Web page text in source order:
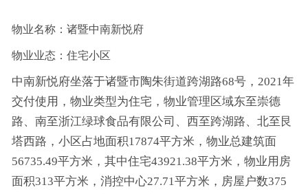
物业名称：诸暨中南新悦府
物业业态：住宅小区
中南新悦府坐落于诸暨市陶朱街道跨湖路68号，2021年
交付使用，物业类型为住宅，物业管理区域东至崇德
路、南至浙江绿球食品有限公司、西至跨湖路、北至艮
塔西路，小区占地面积17874平方米，物业总建筑面
56735.49平方米，其中住宅43921.38平方米，物业用房
面积313平方米，消控中心27.71平方米，房屋户数375